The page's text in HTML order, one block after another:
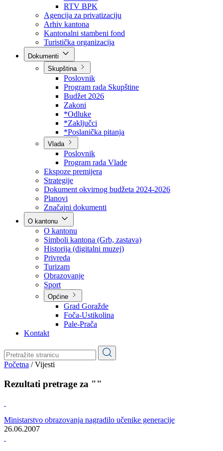
Direkcija za šumarstvo
Javna preduzeća
BPK šume
RTV BPK
Agencija za privatizaciju
Arhiv kantona
Kantonalni stambeni fond
Turistička organizacija
Skupština
Poslovnik
Program rada Skupštine
Budžet 2026
Zakoni
*Odluke
*Zaključci
*Poslanička pitanja
Vlada
Poslovnik
Program rada Vlade
Ekspoze premijera
Strategije
Dokument okvirnog budžeta 2024-2026
Planovi
Značajni dokumenti
O kantonu
O kantonu
Simboli kantona (Grb, zastava)
Historija (digitalni muzej)
Privreda
Turizam
Obrazovanje
Općine
Pale-Prača
Kontakt
Vijesti